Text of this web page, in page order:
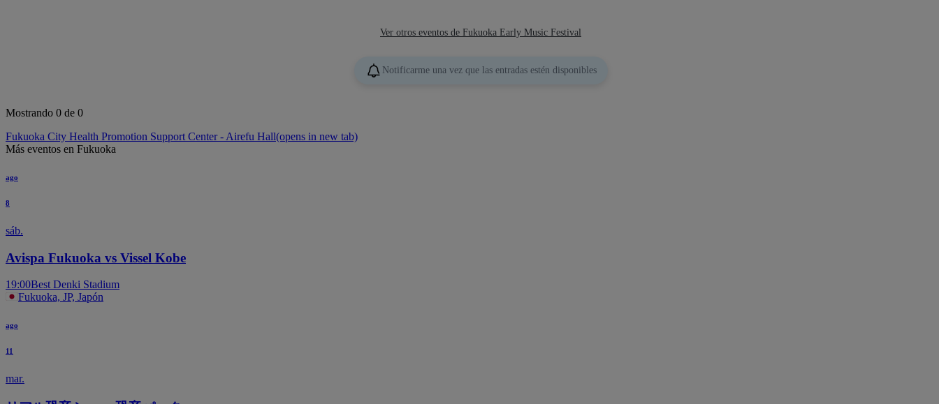
Ver otros eventos de Fukuoka Early Music Festival
Notificarme una vez que las entradas estén disponibles
Mostrando 0 de 0
Fukuoka City Health Promotion Support Center - Airefu Hall(opens in new tab)
Más eventos en Fukuoka
ago
8
sáb.
Avispa Fukuoka vs Vissel Kobe
19:00Best Denki Stadium
Fukuoka, JP, Japón
ago
11
mar.